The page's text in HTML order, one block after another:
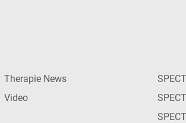
Therapie News
Video